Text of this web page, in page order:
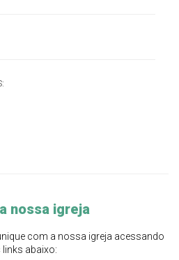
nossa igreja
com a nossa igreja acessando
links abaixo: